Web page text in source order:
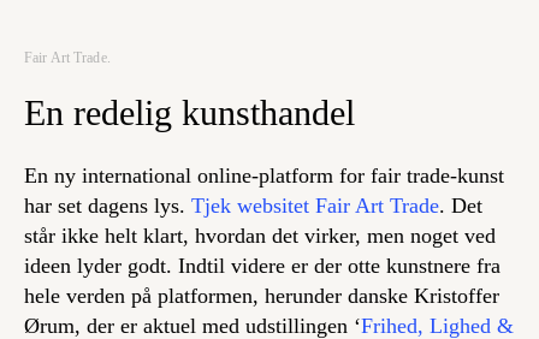
Fair Art Trade.
En redelig kunsthandel
En ny international online-platform for fair trade-kunst
har set dagens lys. Tjek websitet Fair Art Trade. Det
står ikke helt klart, hvordan det virker, men noget ved
ideen lyder godt. Indtil videre er der otte kunstnere fra
hele verden på platformen, herunder danske Kristoffer
Ørum, der er aktuel med udstillingen ‘Frihed, Lighed &